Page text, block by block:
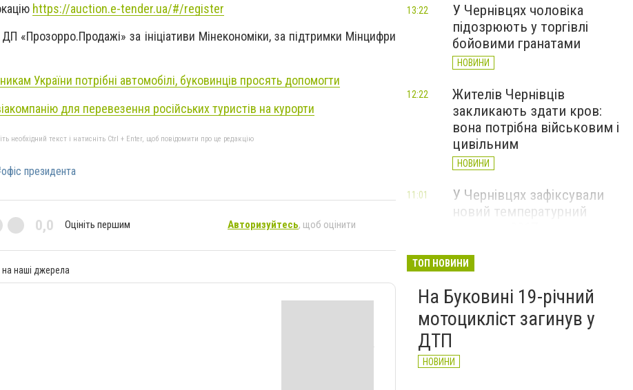
https://auction.e-tender.ua/#/register
«Прозорро.Продажі» за ініціативи Мінекономіки, за підтримки Мінцифри
України потрібні автомобілі, буковинців просять допомогти
для перевезення російських туристів на курорти
необхідний текст і натисніть Ctrl + Enter, щоб повідомити про це редакцію
президента
0,0 Оцініть першим Авторизуйтесь, щоб оцінити
на наші джерела
У Чернівцях чоловіка
підозрюють у торгівлі
бойовими гранатами
НОВИНИ
13:22
Жителів Чернівців
закликають здати кров:
вона потрібна військовим і
цивільним
НОВИНИ
12:22
У Чернівцях зафіксували
новий температурний
11:01
області обмежили рух
великовагового транспорту
НОВИНИ
ТОП НОВИНИ
На Буковині 19-річний
мотоцикліст загинув у
ДТП
НОВИНИ